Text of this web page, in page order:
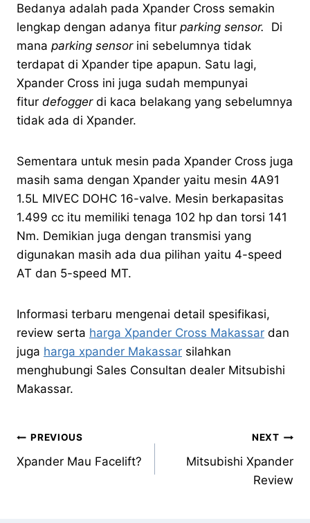
Bedanya adalah pada Xpander Cross semakin
lengkap dengan adanya fitur parking sensor.
Di
mana parking sensor ini sebelumnya tidak
terdapat di Xpander tipe apapun. Satu lagi,
Xpander Cross ini juga sudah mempunyai
fitur defogger di kaca belakang yang sebelumnya
tidak ada di Xpander.
Sementara untuk mesin pada Xpander Cross juga
masih sama dengan Xpander yaitu mesin 4A91
1.5L MIVEC DOHC 16-valve. Mesin berkapasitas
1.499 cc itu memiliki tenaga 102 hp dan torsi 141
Nm. Demikian juga dengan transmisi yang
digunakan masih ada dua pilihan yaitu 4-speed
AT dan 5-speed MT.
Informasi terbaru mengenai detail spesifikasi,
review serta harga Xpander Cross Makassar dan
juga harga xpander Makassar silahkan
menghubungi Sales Consultan dealer Mitsubishi
Makassar.
PREVIOUS
Xpander Mau Facelift?
NEXT
Mitsubishi Xpander
Review